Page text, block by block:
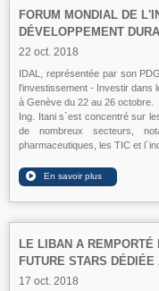
FORUM MONDIAL DE
DÉVELOPPEMENT
22 oct. 2018
IDAL, représentée par son
l'investissement - Investir dans
à Genève du 22 au 26 octobre.
Ing. Itani s`est concentré sur
de nombreux secteurs,
pharmaceutiques, les TIC et
LE LIBAN A
FUTURE STARS
17 oct. 2018